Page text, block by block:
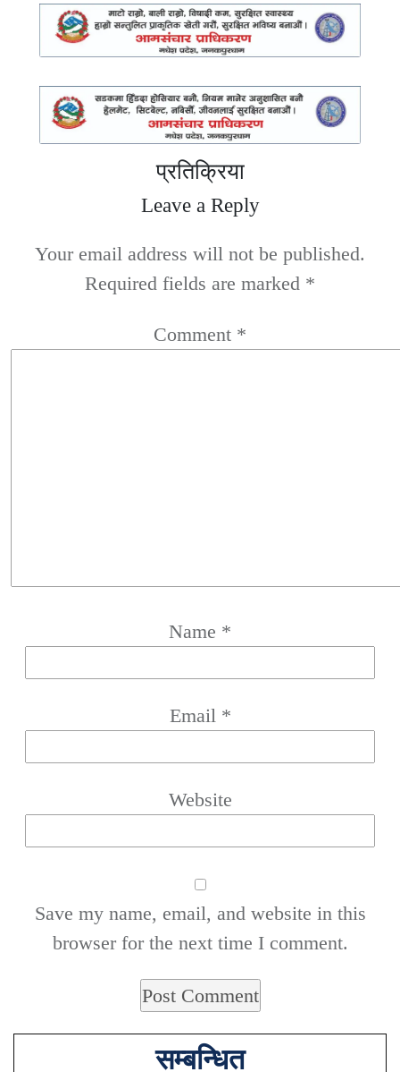
प्रतिक्रिया
Leave a Reply
Your email address will not be published.
Required fields are marked *
Comment *
Name *
Email *
Website
Save my name, email, and website in this
browser for the next time I comment.
सम्बन्धित